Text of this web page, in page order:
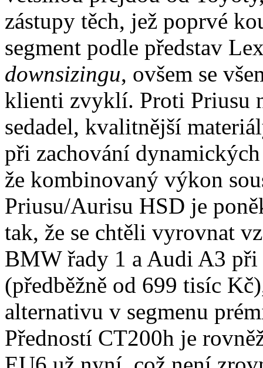
zástupy těch, jež poprvé
segment podle představ
downsizingu, ovšem se
klienti zvyklí. Proti Priusu
sedadel, kvalitnější
při zachování
že kombinovaný výkon
Priusu/Aurisu HSD je
tak, že se chtěli vyrovnat
BMW řady 1 a Audi A3
(předběžně od 699 tisíc
alternativu v segmenu
Předností CT200h je